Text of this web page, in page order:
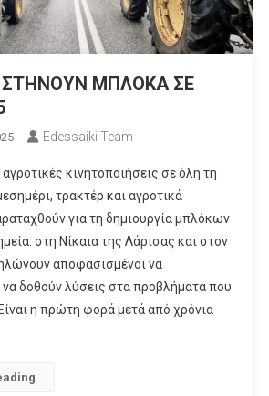
ΣΤΗΝΟΥΝ ΜΠΛΟΚΑ ΣΕ
Edessaiki Team
κινητοποιήσεις σε όλη τη
τρακτέρ και αγροτικά
για τη δημιουργία μπλόκων
στη Νίκαια της Λάρισας και στον
αποφασισμένοι να
να δοθούν λύσεις στα προβλήματα που
η πρώτη φορά μετά από χρόνια